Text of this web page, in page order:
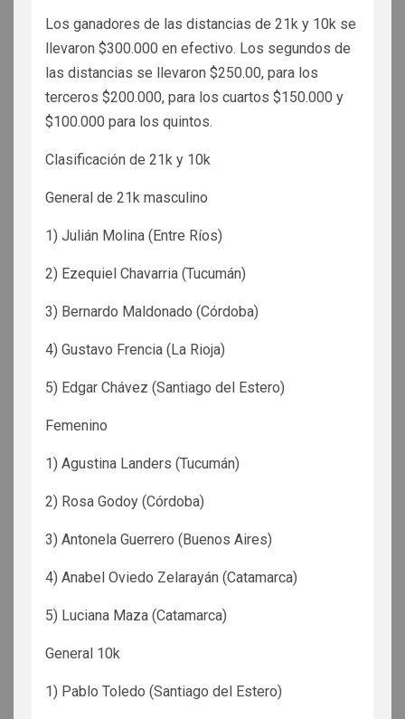
Los ganadores de las distancias de 21k y 10k se
llevaron $300.000 en efectivo. Los segundos de
las distancias se llevaron $250.00, para los
terceros $200.000, para los cuartos $150.000 y
$100.000 para los quintos.
Clasificación de 21k y 10k
General de 21k masculino
1) Julián Molina (Entre Ríos)
2) Ezequiel Chavarria (Tucumán)
3) Bernardo Maldonado (Córdoba)
4) Gustavo Frencia (La Rioja)
5) Edgar Chávez (Santiago del Estero)
Femenino
1) Agustina Landers (Tucumán)
2) Rosa Godoy (Córdoba)
3) Antonela Guerrero (Buenos Aires)
4) Anabel Oviedo Zelarayán (Catamarca)
5) Luciana Maza (Catamarca)
General 10k
1) Pablo Toledo (Santiago del Estero)